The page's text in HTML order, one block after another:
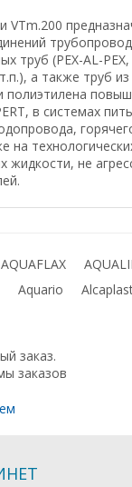
VTm.200
труб (PEX-AL-PEX,
а также труб
полиэтилена
в системах
на
жидкости, не
AQUAFLAX
Aquario
заказ.
заказов